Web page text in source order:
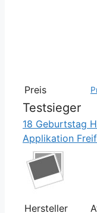
Preis
Testsieger
18 Geburtstag
Applikation
Hersteller